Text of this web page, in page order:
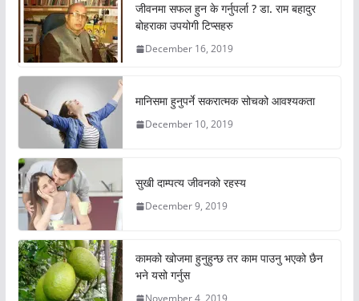
जीवनमा सफल हुन के गर्नुपर्ला ? डा. राम बहादुर
बोहराका उपयोगी टिप्सहरु
December 16, 2019
मानिसमा हुनुपर्ने सकरात्मक सोचको आवश्यकता
December 10, 2019
सुखी दाम्पत्य जीवनको रहस्य
December 9, 2019
कामको खोजमा हुनुहुन्छ तर काम पाउनु भएको छैन
भने यसो गर्नुस